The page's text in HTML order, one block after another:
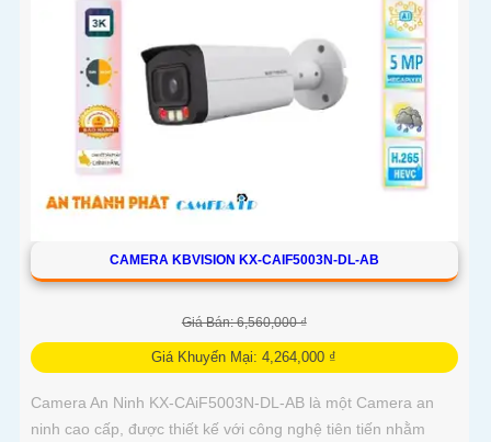
CAMERA KBVISION KX-CAIF5003N-DL-AB
Giá Bán: 6,560,000 ₫
Giá Khuyến Mại: 4,264,000 ₫
Camera An Ninh KX-CAiF5003N-DL-AB là một Camera an
ninh cao cấp, được thiết kế với công nghệ tiên tiến nhằm